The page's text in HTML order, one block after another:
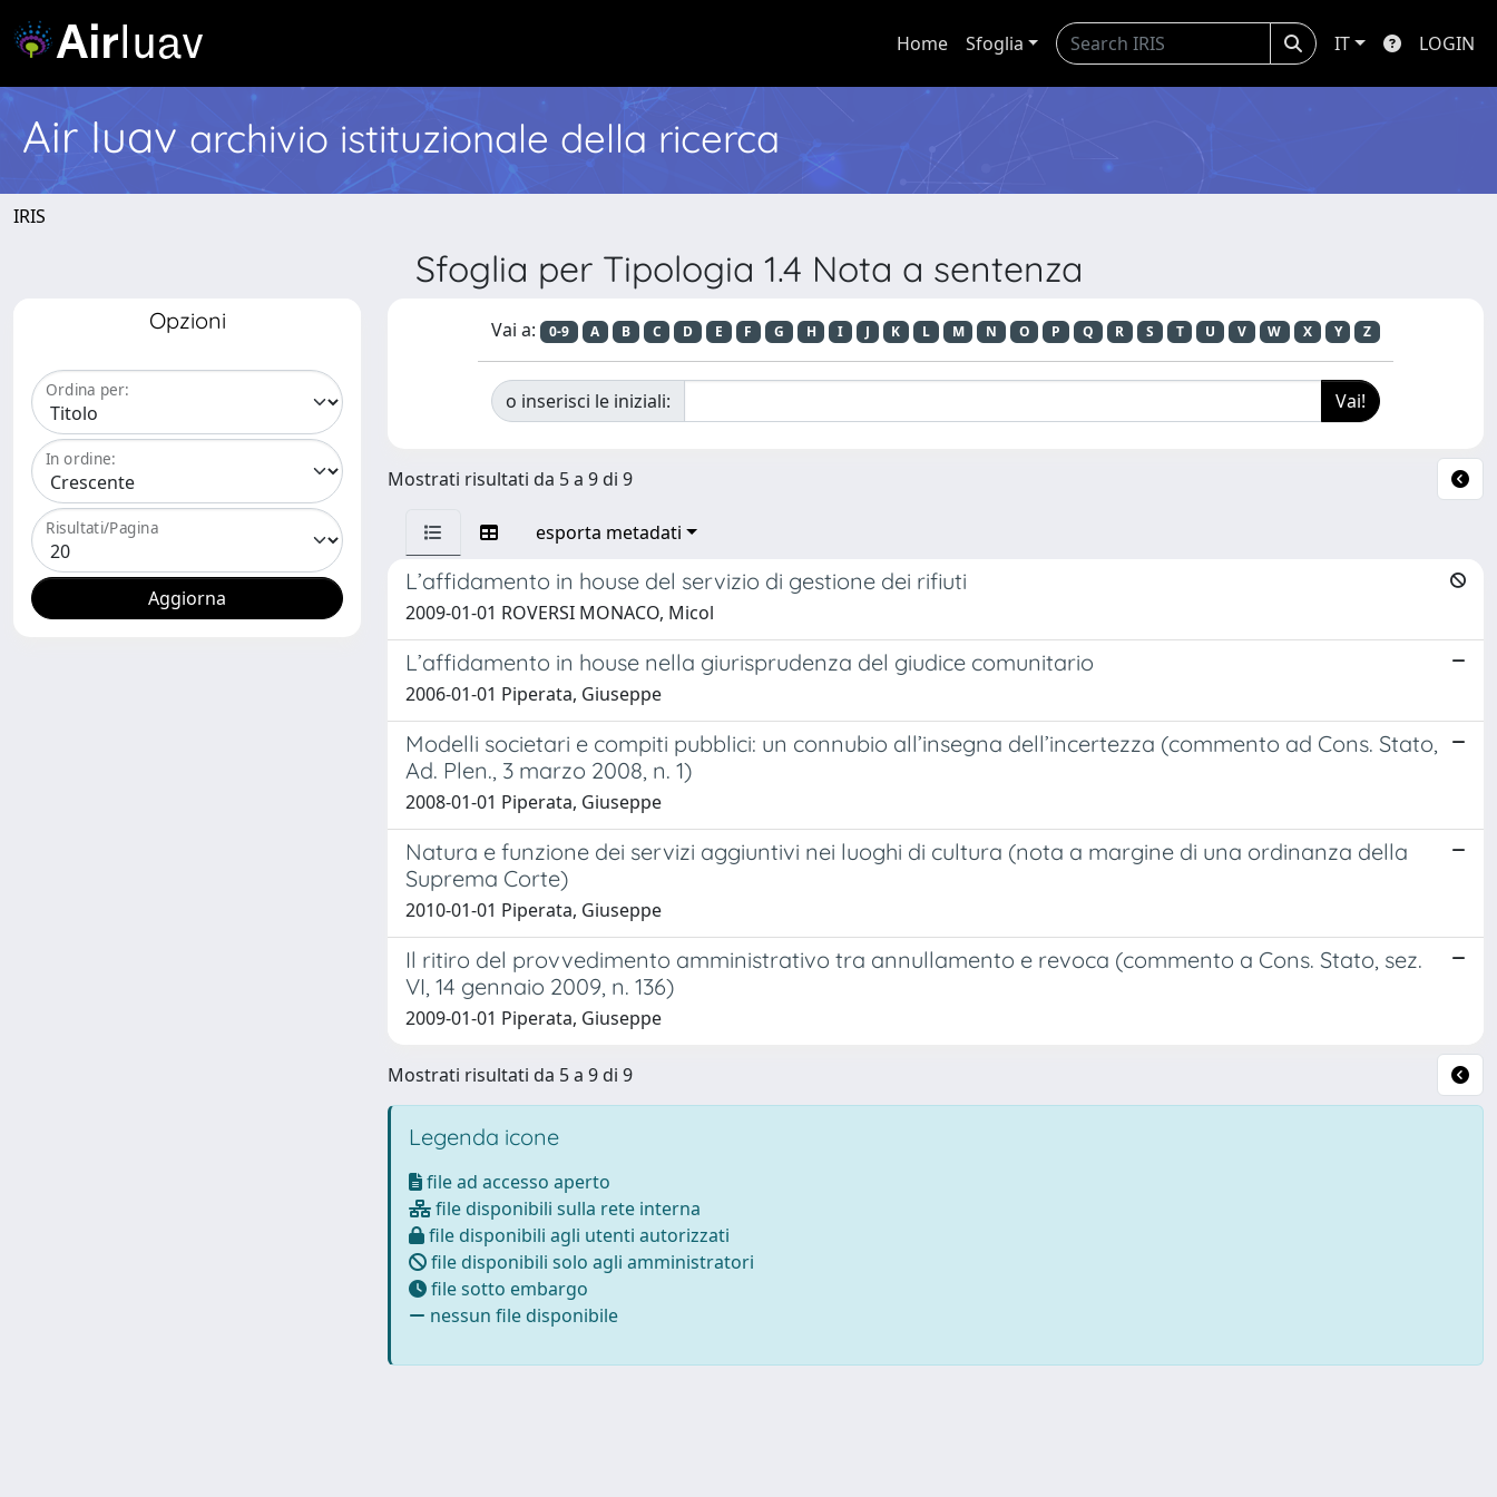
Home Sfoglia IT LOGIN
Air Iuav archivio istituzionale della ricerca
IRIS
Sfoglia per Tipologia 1.4 Nota a sentenza
Opzioni
Ordina per:
In ordine:
Risultati/Pagina
Vai a: 0-9 A B C D E F G H I J K L M N O P Q R S T U V W X Y Z
o inserisci le iniziali:
Mostrati risultati da 5 a 9 di 9
esporta metadati
L’affidamento in house del servizio di gestione dei rifiuti
2009-01-01 ROVERSI MONACO, Micol
L’affidamento in house nella giurisprudenza del giudice comunitario
2006-01-01 Piperata, Giuseppe
Modelli societari e compiti pubblici: un connubio all’insegna dell’incertezza (commento ad Cons. Stato,
Ad. Plen., 3 marzo 2008, n. 1)
2008-01-01 Piperata, Giuseppe
Natura e funzione dei servizi aggiuntivi nei luoghi di cultura (nota a margine di una ordinanza della
Suprema Corte)
2010-01-01 Piperata, Giuseppe
Il ritiro del provvedimento amministrativo tra annullamento e revoca (commento a Cons. Stato, sez.
VI, 14 gennaio 2009, n. 136)
2009-01-01 Piperata, Giuseppe
Mostrati risultati da 5 a 9 di 9
Legenda icone
file ad accesso aperto
file disponibili sulla rete interna
file disponibili agli utenti autorizzati
file disponibili solo agli amministratori
file sotto embargo
nessun file disponibile